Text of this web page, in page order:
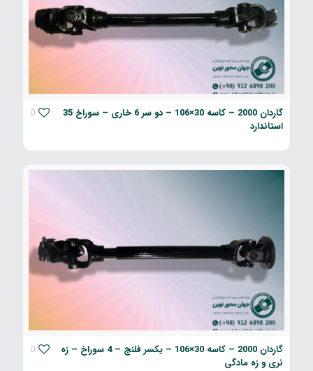
گاردان 2000 – کاسه 30×106 – دو سر 6 خاری – سوراخ 35
استاندارد
0
گاردان 2000 – کاسه 30×106 – یکسر فلنج – 4 سوراخ – زه
نری و زه مادگی
0